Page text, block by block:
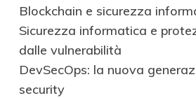
Blockchain e sicurezza
Sicurezza informatica e
dalle vulnerabilità
DevSecOps: la nuova
security